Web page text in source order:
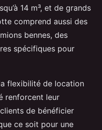
14 m³, et de grands
comprend aussi des
bennes, des
spécifiques pour
flexibilité de location
renforcent leur
de bénéficier
ce soit pour une